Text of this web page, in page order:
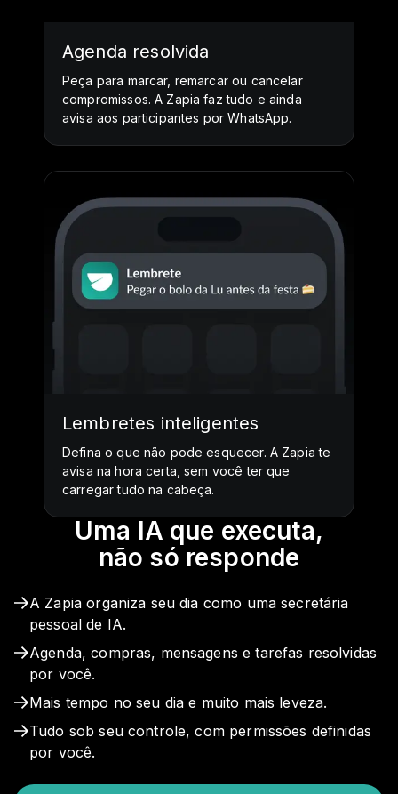
Agenda resolvida
Peça para marcar, remarcar ou cancelar
compromissos. A Zapia faz tudo e ainda
avisa aos participantes por WhatsApp.
Lembretes inteligentes
Defina o que não pode esquecer. A Zapia te
avisa na hora certa, sem você ter que
carregar tudo na cabeça.
Uma IA que executa,
não só responde
A Zapia organiza seu dia como uma secretária
pessoal de IA.
Agenda, compras, mensagens e tarefas resolvidas
por você.
Mais tempo no seu dia e muito mais leveza.
Tudo sob seu controle, com permissões definidas
por você.